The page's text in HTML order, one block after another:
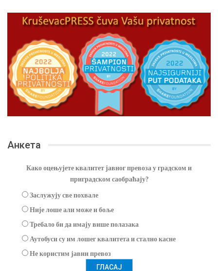
Анкета
Како оцењујете квалитет јавног превоза у градском и
приградском саобраћају?
Заслужују све похвале
Није лоше али може и боље
Требало би да имају више полазака
Аутобуси су им лошег квалитета и стално касне
Не користим јавни превоз